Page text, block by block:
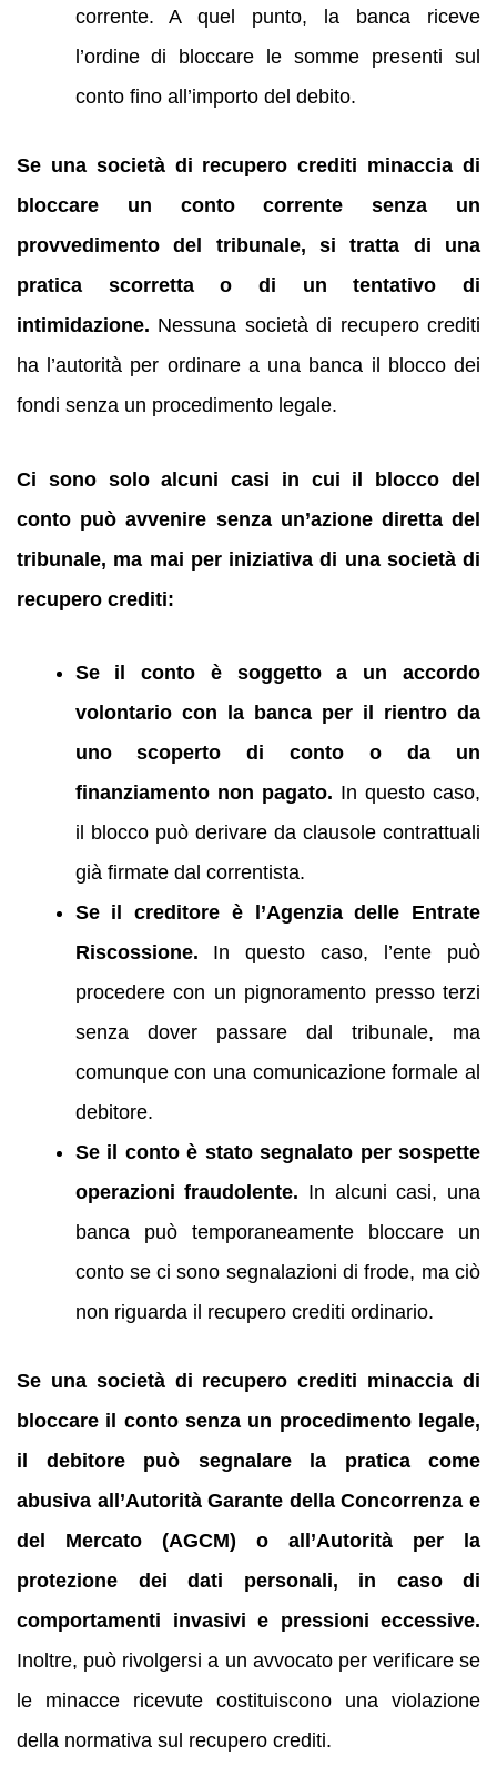
corrente. A quel punto, la banca riceve
l’ordine di bloccare le somme presenti sul
conto fino all’importo del debito.
Se una società di recupero crediti minaccia di
bloccare un conto corrente senza un
provvedimento del tribunale, si tratta di una
pratica scorretta o di un tentativo di
intimidazione. Nessuna società di recupero crediti
ha l’autorità per ordinare a una banca il blocco dei
fondi senza un procedimento legale.
Ci sono solo alcuni casi in cui il blocco del
conto può avvenire senza un’azione diretta del
tribunale, ma mai per iniziativa di una società di
recupero crediti:
Se il conto è soggetto a un accordo
volontario con la banca per il rientro da
uno scoperto di conto o da un
finanziamento non pagato. In questo caso,
il blocco può derivare da clausole contrattuali
già firmate dal correntista.
Se il creditore è l’Agenzia delle Entrate
Riscossione. In questo caso, l’ente può
procedere con un pignoramento presso terzi
senza dover passare dal tribunale, ma
comunque con una comunicazione formale al
debitore.
Se il conto è stato segnalato per sospette
operazioni fraudolente. In alcuni casi, una
banca può temporaneamente bloccare un
conto se ci sono segnalazioni di frode, ma ciò
non riguarda il recupero crediti ordinario.
Se una società di recupero crediti minaccia di
bloccare il conto senza un procedimento legale,
il debitore può segnalare la pratica come
abusiva all’Autorità Garante della Concorrenza e
del Mercato (AGCM) o all’Autorità per la
protezione dei dati personali, in caso di
comportamenti invasivi e pressioni eccessive.
Inoltre, può rivolgersi a un avvocato per verificare se
le minacce ricevute costituiscono una violazione
della normativa sul recupero crediti.